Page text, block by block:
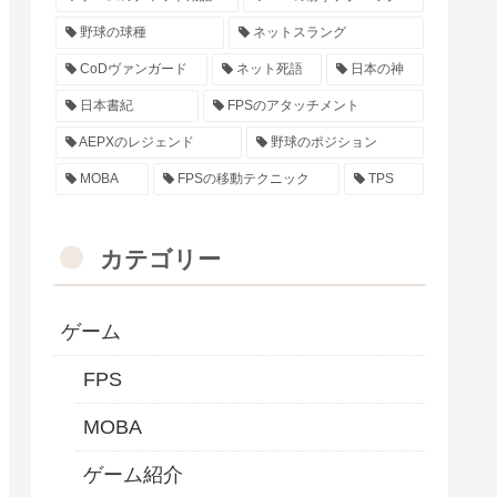
野球の球種 ネットスラング
CoDヴァンガード ネット死語 日本の神
日本書紀 FPSのアタッチメント
AEPXのレジェンド 野球のポジション
MOBA FPSの移動テクニック TPS
カテゴリー
ゲーム
FPS
MOBA
ゲーム紹介